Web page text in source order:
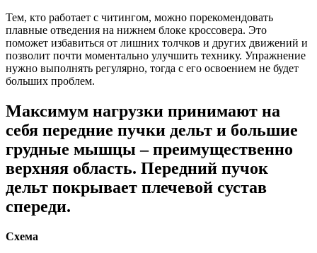
Тем, кто работает с читингом, можно порекомендовать
плавные отведения на нижнем блоке кроссовера. Это
поможет избавиться от лишних толчков и других движений и
позволит почти моментально улучшить технику. Упражнение
нужно выполнять регулярно, тогда с его освоением не будет
больших проблем.
Максимум нагрузки принимают на
себя передние пучки дельт и большие
грудные мышцы – преимущественно
верхняя область. Передний пучок
дельт покрывает плечевой сустав
спереди.
Схема